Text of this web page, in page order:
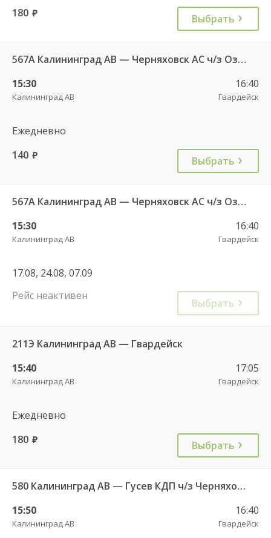
180 руб. Выбрать
567А Калининград АВ — Черняховск АС ч/з Озерки п., Правдинск КДП, Железнодорожный КДП
15:30
Калининград АВ
16:40
Гвардейск
Ежедневно
140 руб. Выбрать
567А Калининград АВ — Черняховск АС ч/з Озерки п., Правдинск КДП, Железнодорожный КДП
15:30
Калининград АВ
16:40
Гвардейск
17.08, 24.08, 07.09
Рейс неактивен
Выбрать
211Э Калининград АВ — Гвардейск
15:40
Калининград АВ
17:05
Гвардейск
Ежедневно
180 руб. Выбрать
580 Калининград АВ — Гусев КДП ч/з Черняховск АС
15:50
Калининград АВ
16:40
Гвардейск